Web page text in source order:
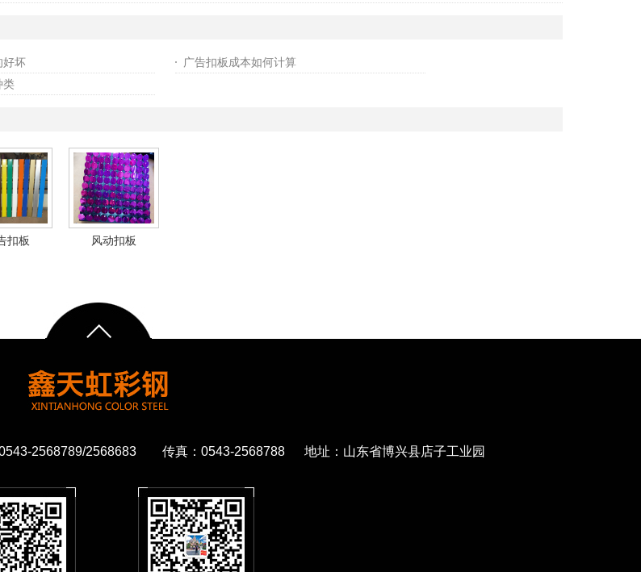
好坏
广告扣板成本如何计算
类
扣板 风动扣板
2568789/2568683 传真：0543-2568788 地址：山东省博兴县店子工业园